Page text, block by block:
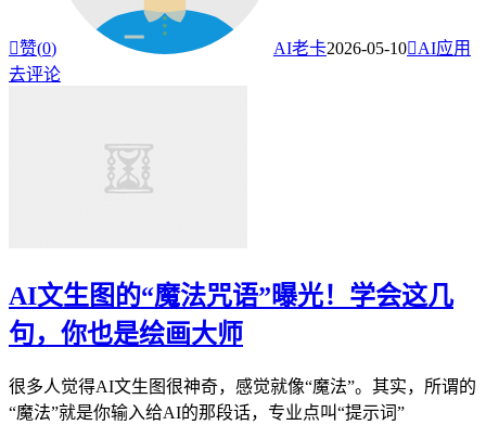
赞(0) AI老卡2026-05-10AI应用
去评论
AI文生图的“魔法咒语”曝光！学会这几
句，你也是绘画大师
很多人觉得AI文生图很神奇，感觉就像“魔法”。其实，所谓的
“魔法”就是你输入给AI的那段话，专业点叫“提示词”